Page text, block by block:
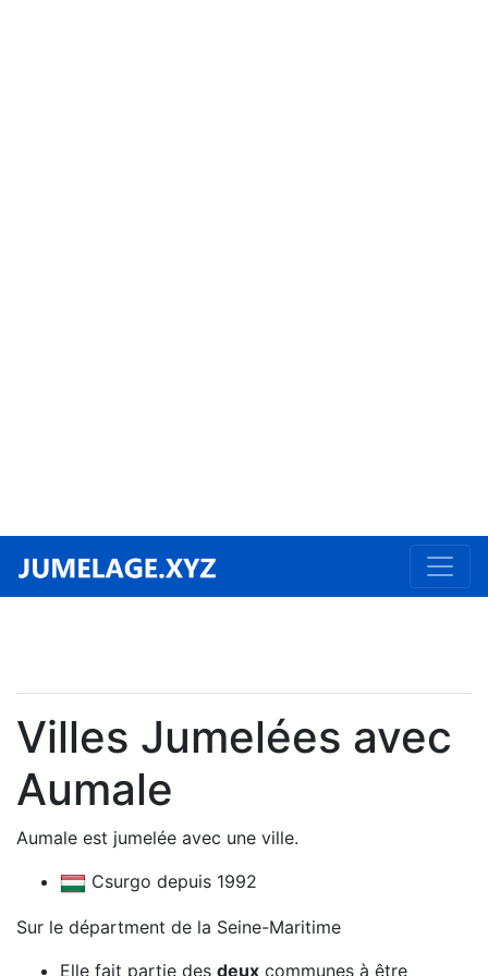
Villes Jumelées avec
Aumale
Aumale est jumelée avec une ville.
Csurgo depuis 1992
Sur le départment de la Seine-Maritime
Elle fait partie des deux communes à être